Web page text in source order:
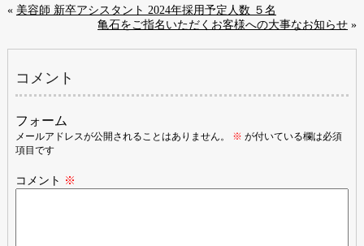
« 美容師 新卒アシスタント 2024年採用予定人数 ５名
亀石をご指名いただくお客様への大事なお知らせ »
コメント
フォーム
メールアドレスが公開されることはありません。 ※ が付いている欄は必須
項目です
コメント ※